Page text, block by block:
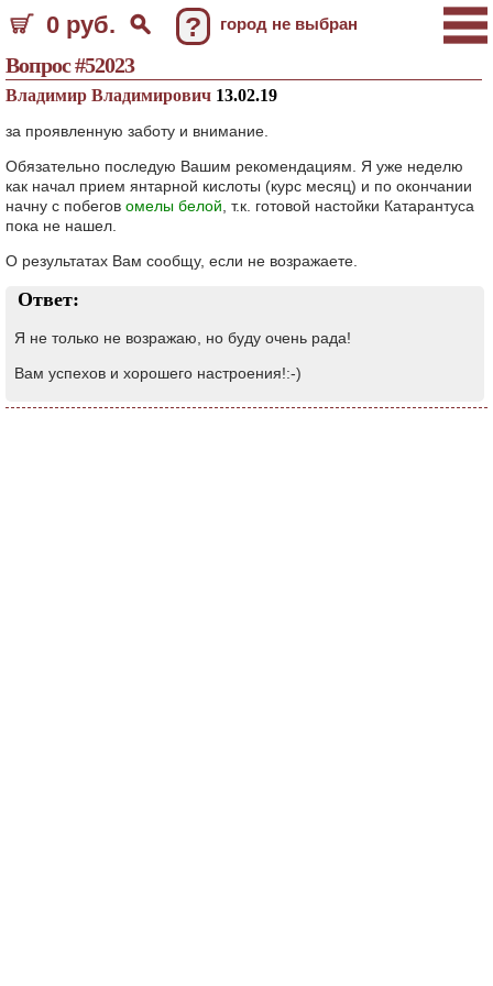
0 руб. ? город не выбран
Вопрос #52023
Владимир Владимирович 13.02.19
за проявленную заботу и внимание.
Обязательно последую Вашим рекомендациям. Я уже неделю
как начал прием янтарной кислоты (курс месяц) и по окончании
начну с побегов омелы белой , т.к. готовой настойки Катарантуса
пока не нашел.
О результатах Вам сообщу, если не возражаете.
Ответ:
Я не только не возражаю, но буду очень рада!
Вам успехов и хорошего настроения!:-)